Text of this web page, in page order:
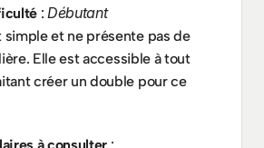
: Débutant
simple et ne présente pas de
Elle est accessible à tout
créer un double pour ce